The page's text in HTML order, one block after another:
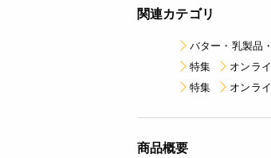
関連カテゴリ
バター・乳製品
特集
オンラ
特集
オンラ
商品概要